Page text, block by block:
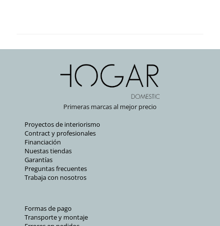
Primeras marcas al mejor precio
Proyectos de interiorismo
Contract y profesionales
Financiación
Nuestas tiendas
Garantías
Preguntas frecuentes
Trabaja con nosotros
Formas de pago
Transporte y montaje